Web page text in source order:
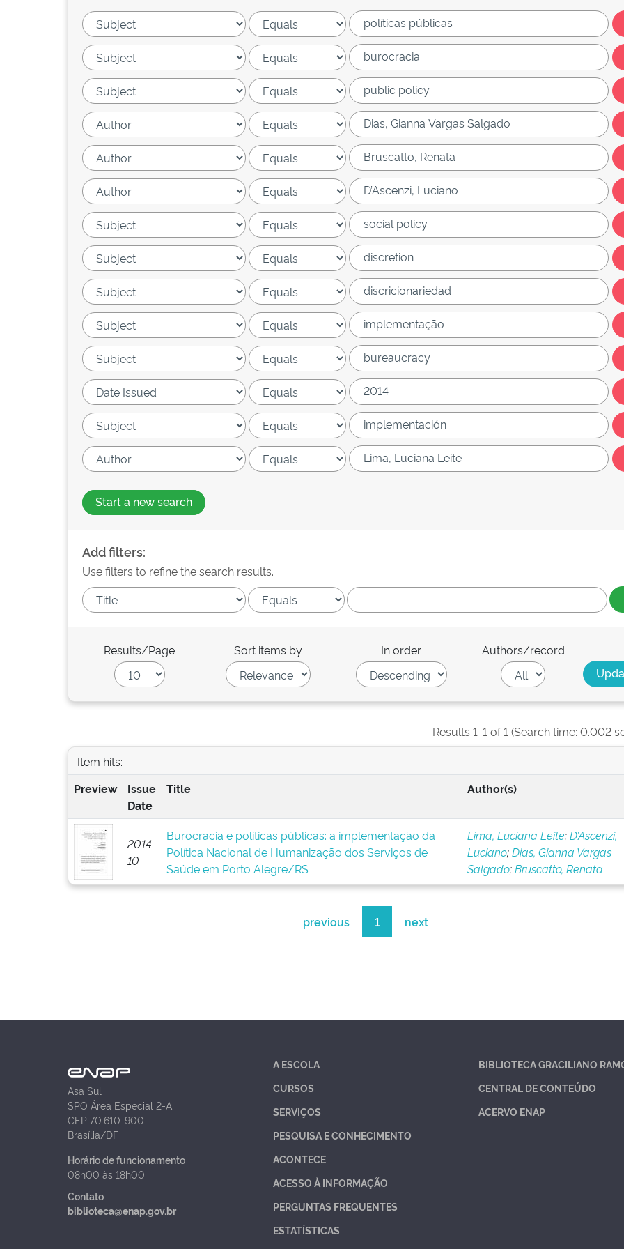
Start a new search
Add filters:
Use filters to refine the search results.
Results/Page Sort items by In order Authors/record
Results 1-1 of 1 (Search time: 0.002
Item hits:
Preview
Issue
Date
Title Author(s)
2014-
10
Burocracia e políticas públicas: a implementação da
Política Nacional de Humanização dos Serviços de
Saúde em Porto Alegre/RS
Lima, Luciana Leite;D’Ascenzi,
Luciano;Dias, Gianna Vargas
Salgado;Bruscatto, Renata
previous 1 next
Asa Sul
SPO Área Especial 2-A
CEP 70.610-900
Brasília/DF
Horário de funcionamento
08h00 às 18h00
Contato
biblioteca@enap.gov.br
A ESCOLA
CURSOS
SERVIÇOS
PESQUISA E CONHECIMENTO
ACONTECE
ACESSO À INFORMAÇÃO
PERGUNTAS FREQUENTES
ESTATÍSTICAS
BIBLIOTECA GRACILIANO
CENTRAL DE CONTEÚDO
ACERVO ENAP